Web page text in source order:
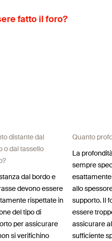
fatto il foro?
distante dal
o dal tassello
dal bordo e
devono essere
rispettate in
del tipo di
per assicurare
si verifichino
Quanto
La
sempre
allo
supporto. Il
essere
assicurare
sufficiente